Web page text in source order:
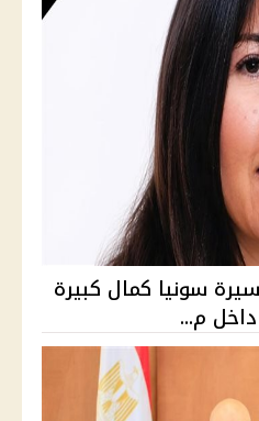
سونيا كمال كبيرة
داخل م...